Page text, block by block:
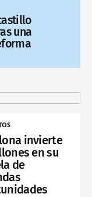
una
invierte
en su
de